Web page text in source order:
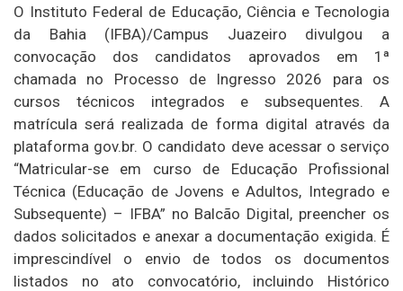
O Instituto Federal de Educação, Ciência e Tecnologia
da Bahia (IFBA)/Campus Juazeiro divulgou a
convocação dos candidatos aprovados em 1ª
chamada no Processo de Ingresso 2026 para os
cursos técnicos integrados e subsequentes. A
matrícula será realizada de forma digital através da
plataforma gov.br. O candidato deve acessar o serviço
“Matricular-se em curso de Educação Profissional
Técnica (Educação de Jovens e Adultos, Integrado e
Subsequente) – IFBA” no Balcão Digital, preencher os
dados solicitados e anexar a documentação exigida. É
imprescindível o envio de todos os documentos
listados no ato convocatório, incluindo Histórico